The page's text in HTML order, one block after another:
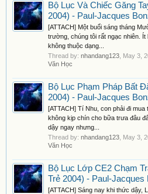
Bộ Lục Và Chiếc Găng
2004) - Paul-Jacques
[ATTACH] Một buổi sáng tháng
trường, chúng tôi rất ngạc nhiên.
không thuộc dạng...
Thread by: nhandang123 May 3,
Văn Học
Bộ Lục Phạm Pháp Bất
2004) - Paul-Jacques
[ATTACH] Tí Nhu, con phải đi
không kịp chín cho bữa trưa đâu
dậy ngay nhưng...
Thread by: nhandang123 May 3,
Văn Học
Bộ Lục Lớp CE2 Chạm
Trẻ 2004) - Paul-Jacques
[ATTACH] Sáng nay khi thức dậy,